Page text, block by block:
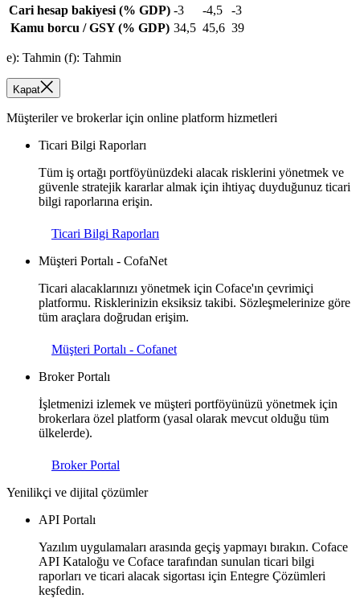
Cari hesap bakiyesi (% GDP) -3 -4,5
-3
Kamu borcu / GSY(% GDP) 34,5 45,6 39
e): Tahmin (f): Tahmin
Kapat
Müşteriler ve brokerlar için online platform hizmetleri
Ticari Bilgi Raporları
Tüm iş ortağı portföyünüzdeki alacak risklerini yönetmek ve
güvenle stratejik kararlar almak için ihtiyaç duyduğunuz ticari
bilgi raporlarına erişin.
Ticari Bilgi Raporları
Müşteri Portalı - CofaNet
Ticari alacaklarınızı yönetmek için Coface'ın çevrimiçi
platformu. Risklerinizin eksiksiz takibi. Sözleşmelerinize göre
tüm araçlara doğrudan erişim.
Müşteri Portalı - Cofanet
Broker Portalı
İşletmenizi izlemek ve müşteri portföyünüzü yönetmek için
brokerlara özel platform (yasal olarak mevcut olduğu tüm
ülkelerde).
Broker Portal
Yenilikçi ve dijital çözümler
API Portalı
Yazılım uygulamaları arasında geçiş yapmayı bırakın. Coface
API Kataloğu ve Coface tarafından sunulan ticari bilgi
raporları ve ticari alacak sigortası için Entegre Çözümleri
keşfedin.